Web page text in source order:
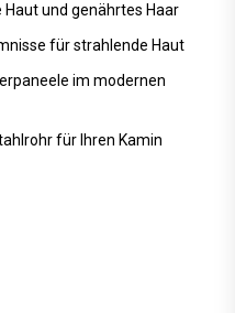
Haut und genährtes Haar
für strahlende Haut
im modernen
für Ihren Kamin